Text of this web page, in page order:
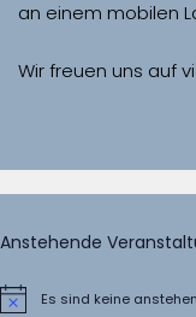
Wir freuen uns auf
Anstehende
HinweisEs sind keine